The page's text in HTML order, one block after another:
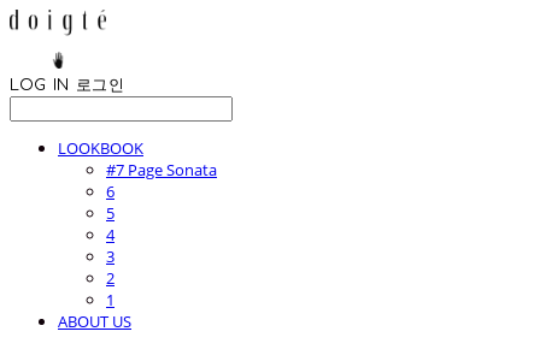
LOG IN 로그인
LOOKBOOK
#7 Page Sonata
6
5
4
3
2
1
ABOUT US